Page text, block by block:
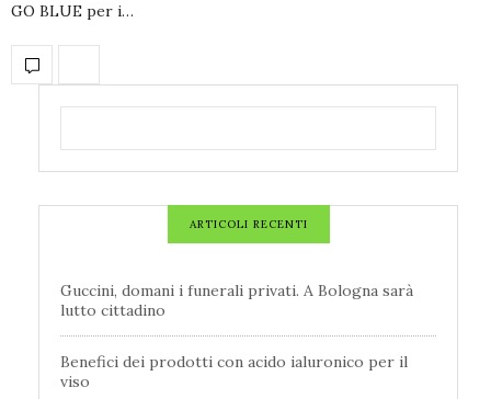
GO BLUE per i…
ARTICOLI RECENTI
Guccini, domani i funerali privati. A Bologna sarà
lutto cittadino
Benefici dei prodotti con acido ialuronico per il
viso